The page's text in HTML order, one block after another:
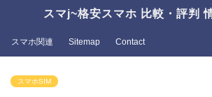
スマj~格安スマホ 比較・評判
スマホ関連 Sitemap Contact
スマホSIM